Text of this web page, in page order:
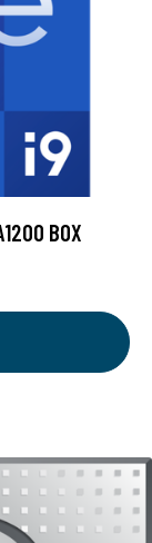
BOX